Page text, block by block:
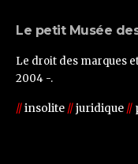
Le petit Musée
Le droit des marques
2004 -.
//insolite //juridique //